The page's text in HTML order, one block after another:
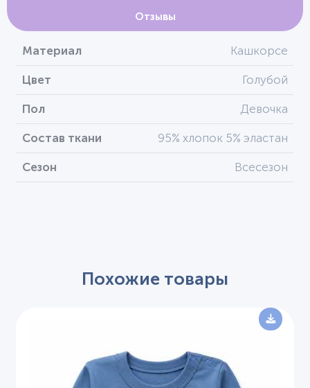
Отзывы
Материал Кашкорсе
Цвет Голубой
Пол Девочка
Состав ткани 95% хлопок 5% эластан
Сезон Всесезон
Похожие товары